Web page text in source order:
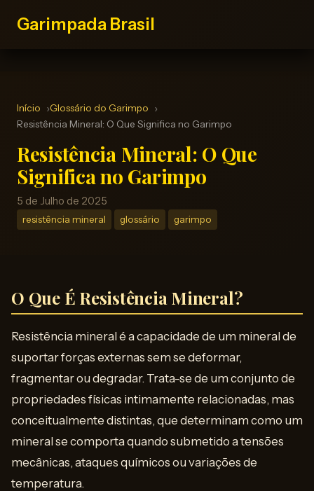
Garimpada Brasil
Início
Glossário do Garimpo
Resistência Mineral: O Que Significa no Garimpo
Resistência Mineral: O Que
Significa no Garimpo
5 de Julho de 2025
resistência mineral glossário garimpo
O Que É Resistência Mineral?
Resistência mineral é a capacidade de um mineral de
suportar forças externas sem se deformar,
fragmentar ou degradar. Trata-se de um conjunto de
propriedades físicas intimamente relacionadas, mas
conceitualmente distintas, que determinam como um
mineral se comporta quando submetido a tensões
mecânicas, ataques químicos ou variações de
temperatura.